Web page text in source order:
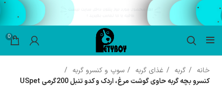
0
خانه گربه غذای گربه
سوپ و کنسرو گربه
کنسرو بچه گربه حاوی گوشت مرغ، اردک و کدو تنبل 200گرمی USpet